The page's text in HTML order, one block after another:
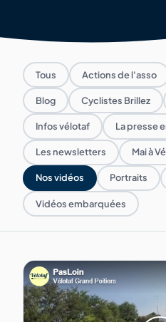
Tous Actions de l'asso
Blog Cyclistes Brillez
Infos vélotaf La presse
Les newsletters Mai à
Nos vidéos Portraits
Vidéos embarquées